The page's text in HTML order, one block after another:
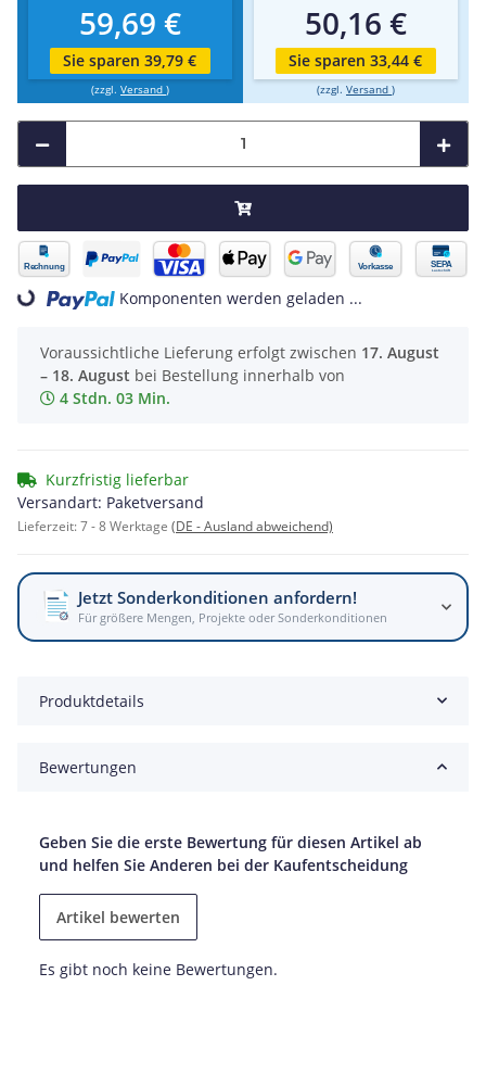
59,69 €
Sie sparen 39,79 €
(zzgl. Versand )
50,16 €
Sie sparen 33,44 €
(zzgl. Versand )
Loading... Komponenten werden geladen ...
Voraussichtliche Lieferung erfolgt zwischen 17. August
– 18. August bei Bestellung innerhalb von
4 Stdn. 03 Min.
Kurzfristig lieferbar
Versandart: Paketversand
Lieferzeit:7 - 8 Werktage (DE - Ausland abweichend)
Jetzt Sonderkonditionen anfordern!
Für größere Mengen, Projekte oder Sonderkonditionen
Produktdetails
Bewertungen
Geben Sie die erste Bewertung für diesen Artikel ab
und helfen Sie Anderen bei der Kaufentscheidung
Artikel bewerten
Es gibt noch keine Bewertungen.